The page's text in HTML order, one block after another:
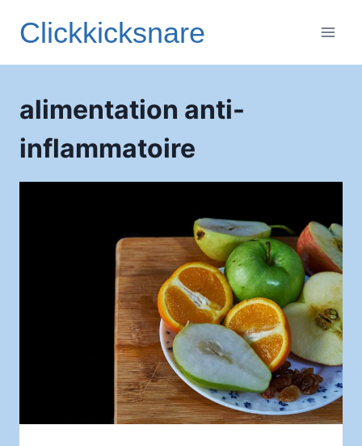
Clickkicksnare
alimentation anti-
inflammatoire